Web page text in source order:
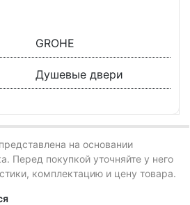
GROHE
Душевые двери
на основании
Перед покупкой уточняйте у него
комплектацию и цену товара.